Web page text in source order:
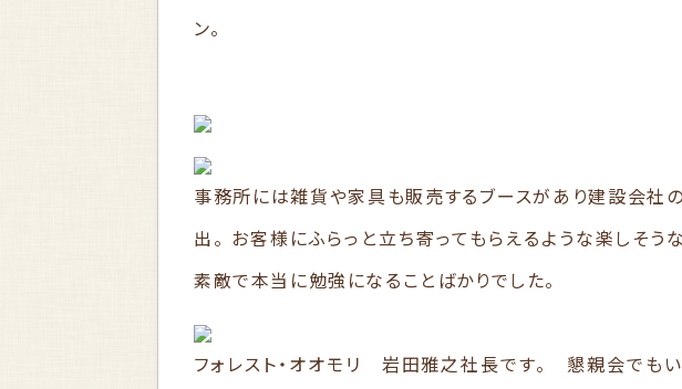
ン
事務所には雑貨や家具も販売するブースがあり建設会社
出。 お客様にふらっと立ち寄ってもらえるような楽しそう
素敵で本当に勉強になること
フォレスト・オオモリ 岩田雅之社長です。 懇親会でもい